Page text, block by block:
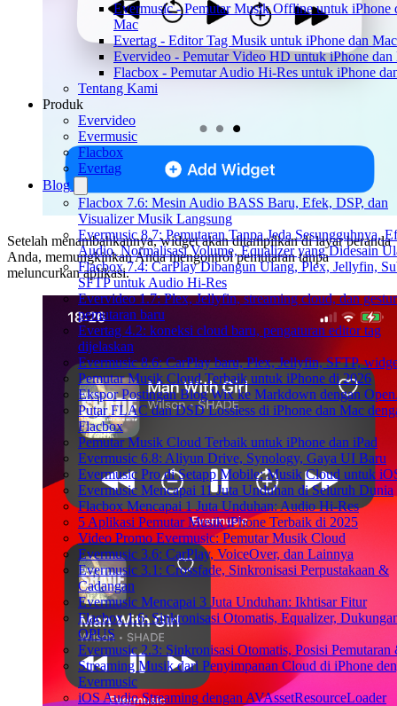
Evermusic - Pemutar Musik Offline untuk iPhone
Mac
Evertag - Editor Tag Musik untuk iPhone dan Mac
Evervideo - Pemutar Video HD untuk iPhone dan
Flacbox - Pemutar Audio Hi-Res untuk iPhone
Tentang Kami
Produk
Evervideo
Evermusic
Flacbox
Evertag
Blog
Flacbox 7.6: Mesin Audio BASS Baru, Efek, DSP, dan
Visualizer Musik Langsung
Evermusic 8.7: Pemutaran Tanpa Jeda Sesungguhnya,
Audio, Normalisasi Volume, Equalizer yang Didesain
Flacbox 7.4: CarPlay Dibangun Ulang, Plex, Jellyfin,
SFTP untuk Audio Hi-Res
Evervideo 1.7: Plex, Jellyfin, streaming cloud, dan gestur
pemutaran baru
Evertag 4.2: koneksi cloud baru, pengaturan editor tag
dijelaskan
Evermusic 8.6: CarPlay baru, Plex, Jellyfin, SFTP,
Pemutar Musik Cloud Terbaik untuk iPhone di 2026
Ekspor Postingan Blog Wix ke Markdown dengan
Putar FLAC dan DSD Lossless di iPhone dan Mac
Flacbox
Pemutar Musik Cloud Terbaik untuk iPhone dan iPad
Evermusic 6.8: Aliyun Drive, Synology, Gaya UI Baru
Evermusic Pro di Setapp Mobile: Musik Cloud untuk
Evermusic Mencapai 11 Juta Unduhan di Seluruh Dunia
Flacbox Mencapai 1 Juta Unduhan: Audio Hi-Res
5 Aplikasi Pemutar Musik iPhone Terbaik di 2025
Video Promo Evermusic: Pemutar Musik Cloud
Evermusic 3.6: CarPlay, VoiceOver, dan Lainnya
Evermusic 3.1: Crossfade, Sinkronisasi Perpustakaan &
Cadangan
Evermusic Mencapai 3 Juta Unduhan: Ikhtisar Fitur
Flacbox 1.6: Sinkronisasi Otomatis, Equalizer,
OPUS
Evermusic 2.3: Sinkronisasi Otomatis, Posisi Pemutaran
Streaming Musik dari Penyimpanan Cloud di iPhone
Evermusic
iOS Audio Streaming dengan AVAssetResourceLoader
Setelah menambahkannya, widget akan ditampilkan di layar beranda
Anda, memungkinkan Anda mengontrol pemutaran tanpa
meluncurkan aplikasi.